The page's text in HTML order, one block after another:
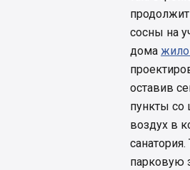
сосны на
дома
оставив
пункты со
воздух в
парковую